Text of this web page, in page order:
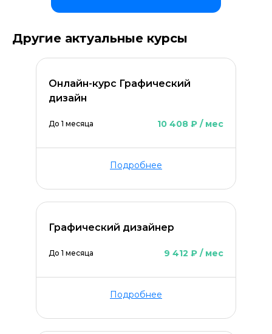
Другие актуальные курсы
Онлайн-курс Графический
дизайн
До 1 месяца 10 408 ₽ / мес
Подробнее
Графический дизайнер
До 1 месяца 9 412 ₽ / мес
Подробнее